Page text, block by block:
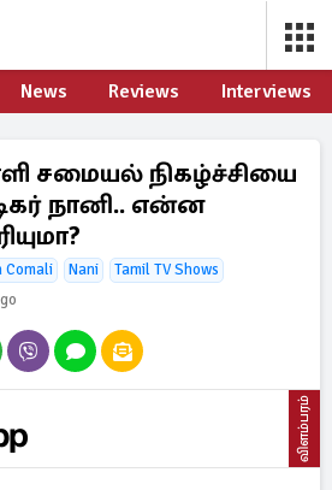
News Reviews Interviews
சமையல் நிகழ்ச்சியை
நானி.. என்ன
Comali Nani
Tamil TV Shows
விளம்பரம்